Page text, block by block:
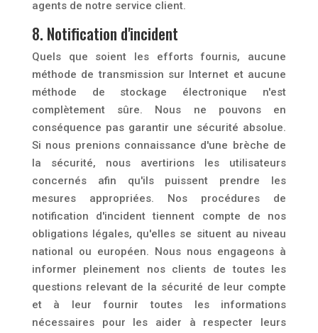
agents de notre service client.
8. Notification d'incident
Quels que soient les efforts fournis, aucune
méthode de transmission sur Internet et aucune
méthode de stockage électronique n'est
complètement sûre. Nous ne pouvons en
conséquence pas garantir une sécurité absolue.
Si nous prenions connaissance d'une brèche de
la sécurité, nous avertirions les utilisateurs
concernés afin qu'ils puissent prendre les
mesures appropriées. Nos procédures de
notification d'incident tiennent compte de nos
obligations légales, qu'elles se situent au niveau
national ou européen. Nous nous engageons à
informer pleinement nos clients de toutes les
questions relevant de la sécurité de leur compte
et à leur fournir toutes les informations
nécessaires pour les aider à respecter leurs